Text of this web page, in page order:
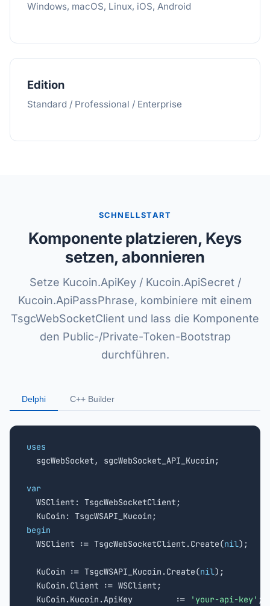
Windows, macOS, Linux, iOS, Android
Edition
Standard / Professional / Enterprise
SCHNELLSTART
Komponente platzieren, Keys
setzen, abonnieren
Setze Kucoin.ApiKey / Kucoin.ApiSecret /
Kucoin.ApiPassPhrase, kombiniere mit einem
TsgcWebSocketClient und lass die Komponente
den Public-/Private-Token-Bootstrap
durchführen.
Delphi C++ Builder
uses
sgcWebSocket, sgcWebSocket_API_Kucoin;
var
WSClient: TsgcWebSocketClient;
begin
WSClient := TsgcWebSocketClient.Create(nil);
  KuCoin := TsgcWSAPI_Kucoin.Create(
nil);
  KuCoin.Client := WSClient;
  KuCoin.Kucoin.ApiKey         :=
'your-api-key' ;